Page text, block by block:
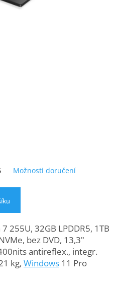
Možnosti doručení
255U, 32GB LPDDR5, 1TB
bez DVD, 13,3"
antireflex., integr.
kg, Windows 11 Pro